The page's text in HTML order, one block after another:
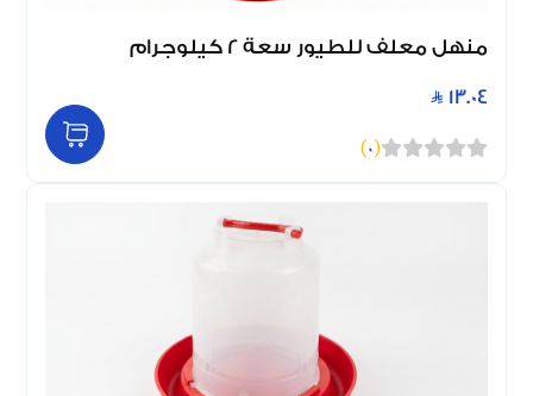
منهل معلف للطيور سعة 2 كيلوجرام
13.04
(
0
)